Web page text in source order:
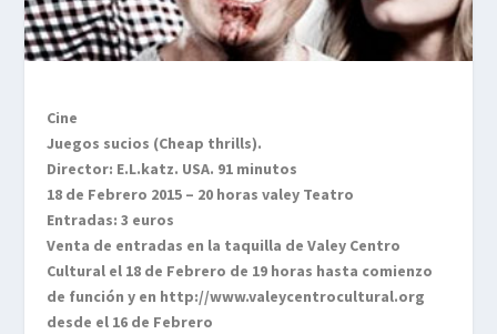
Cine
Juegos sucios (Cheap thrills).
Director: E.L.katz. USA. 91 minutos
18 de Febrero 2015 – 20 horas valey Teatro
Entradas: 3 euros
Venta de entradas en la taquilla de Valey Centro
Cultural el 18 de Febrero de 19 horas hasta comienzo
de función y en http://www.valeycentrocultural.org
desde el 16 de Febrero